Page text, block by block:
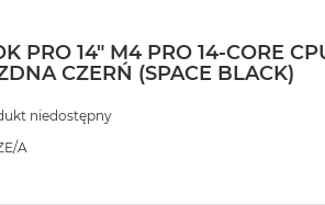
PRO 14" M4 PRO 14-CORE
CZERŃ (SPACE BLACK)
niedostępny
A